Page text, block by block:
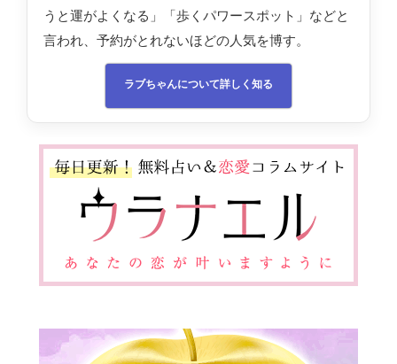
うと運がよくなる」「歩くパワースポット」などと
言われ、予約がとれないほどの人気を博す。
ラブちゃんについて詳しく知る